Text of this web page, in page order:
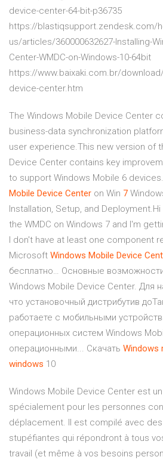
device-center-64-bit-p36735
https://blastiqsupport.zendesk.com/
us/articles/360000632627-Installing-
Center-WMDC-on-Windows-10-64bit
https://www.baixaki.com.br/
device-center.htm
The Windows Mobile Device Center
business-data synchronization
user experience.This new version of
Device Center contains key
to support Windows Mobile 6
Mobile Device Center on Win 7
Installation, Setup, and Deployment.Hi
the WMDC on Windows 7 and I'm
I don't have at least one component
Microsoft Windows Mobile Device
бесплатно… Основные
Windows Mobile Device Center. Для
что установочный дистрибутив
работаете с мобильными
операционных систем Windows
операционными... Скачать Windows
windows 10
Windows Mobile Device Center est
spécialement pour les personnes
déplacement. Il est compilé avec
stupéfiantes qui répondront à tous
travail (et même à vos besoins